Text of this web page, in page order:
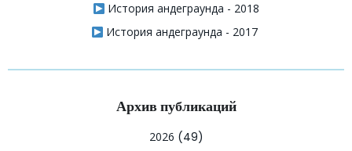
История андеграунда - 2018
История андеграунда - 2017
Архив публикаций
2026 (49)